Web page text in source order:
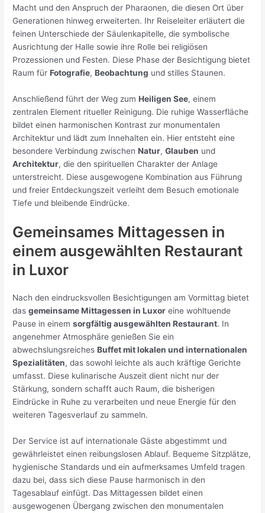
Macht und den Anspruch der Pharaonen, die diesen Ort über
Generationen hinweg erweiterten. Ihr Reiseleiter erläutert die
feinen Unterschiede der Säulenkapitelle, die symbolische
Ausrichtung der Halle sowie ihre Rolle bei religiösen
Prozessionen und Festen. Diese Phase der Besichtigung bietet
Raum fürFotografie,Beobachtung und stilles Staunen.
Anschließend führt der Weg zumHeiligen See, einem
zentralen Element ritueller Reinigung. Die ruhige Wasserfläche
bildet einen harmonischen Kontrast zur monumentalen
Architektur und lädt zum Innehalten ein. Hier entsteht eine
besondere Verbindung zwischenNatur,Glauben und
Architektur, die den spirituellen Charakter der Anlage
unterstreicht. Diese ausgewogene Kombination aus Führung
und freier Entdeckungszeit verleiht dem Besuch emotionale
Tiefe und bleibende Eindrücke.
Gemeinsames Mittagessen in
einem ausgewählten Restaurant
in Luxor
Nach den eindrucksvollen Besichtigungen am Vormittag bietet
dasgemeinsame Mittagessen in Luxor eine wohltuende
Pause in einemsorgfältig ausgewählten Restaurant. In
angenehmer Atmosphäre genießen Sie ein
abwechslungsreichesBuffet mit lokalen und internationalen
Spezialitäten, das sowohl leichte als auch kräftige Gerichte
umfasst. Diese kulinarische Auszeit dient nicht nur der
Stärkung, sondern schafft auch Raum, die bisherigen
Eindrücke in Ruhe zu verarbeiten und neue Energie für den
weiteren Tagesverlauf zu sammeln.
Der Service ist auf internationale Gäste abgestimmt und
gewährleistet einen reibungslosen Ablauf. Bequeme Sitzplätze,
hygienische Standards und ein aufmerksames Umfeld tragen
dazu bei, dass sich diese Pause harmonisch in den
Tagesablauf einfügt. Das Mittagessen bildet einen
ausgewogenen Übergang zwischen den monumentalen